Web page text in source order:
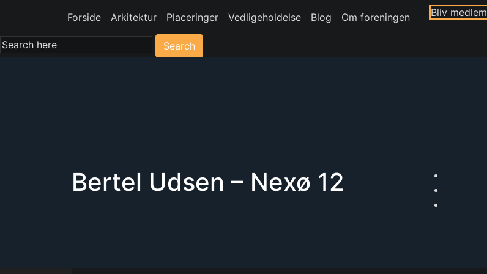
Forside Arkitektur Placeringer Vedligeholdelse Blog Om foreningen Bliv medlem
Search
Bertel Udsen – Nexø 12